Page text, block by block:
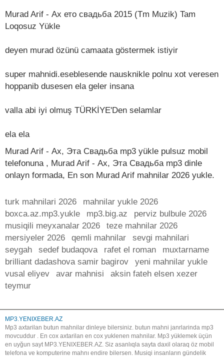
Murad Arif - Ах ето свадьба 2015 (Tm Muzik) Tam
Loqosuz Yükle
deyen murad özünü camaata göstermek istiyir
super mahnidi.eseblesende nausknikle polnu xot veresen
hoppanib dusesen ela geler insana
valla abi iyi olmuş TÜRKİYE'Den selamlar
ela ela
Murad Arif - Ах, Эта Свадьба mp3 yükle pulsuz mobil
telefonuna , Murad Arif - Ах, Эта Свадьба mp3 dinle
onlayn formada, En son Murad Arif mahnilar 2026 yukle.
turk mahnilari 2026
mahnilar yukle 2026
boxca.az.mp3.yukle
mp3.big.az
perviz bulbule 2026
musiqili meyxanalar 2026
teze mahnilar 2026
mersiyeler 2026
qemli mahnilar
sevgi mahnilari
seygah
sedef budaqova rafet el roman
muxtarname
brilliant dadashova samir bagirov
yeni mahnilar yukle
vusal eliyev
avar mahnisi
aksin fateh elsen xezer
teymur
MP3.YENIXEBER.AZ
Mp3 axtarilan butun mahnilar dinleye bilersiniz. butun mahni janrlarinda mp3
movcuddur . En cox axtarilan en cox yuklenen mahnilar. Mp3 yüklemek üçün
en uyğun sayt MP3.YENIXEBER.AZ. Siz asanlıqla sayta daxil olaraq öz mobil
telefona ve komputerine mahnı endire bilersen. Musiqi insanların gündelik